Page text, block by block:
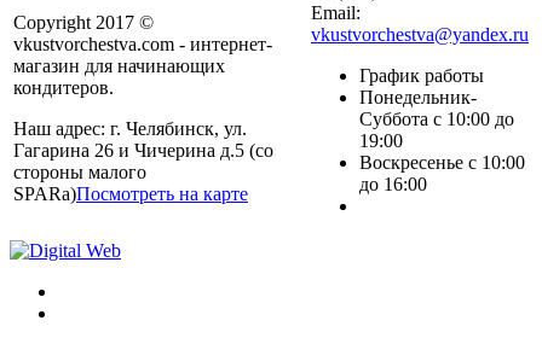
Copyright 2017 ©
vkustvorchestva.com - интернет-
магазин для начинающих
кондитеров.
Наш адрес: г. Челябинск, ул.
Гагарина 26 и Чичерина д.5 (со
стороны малого
SPARa)Посмотреть на карте
Email:
vkustvorchestva@yandex.ru
График работы
Понедельник-
Суббота с 10:00 до
19:00
Воскресенье с 10:00
до 16:00